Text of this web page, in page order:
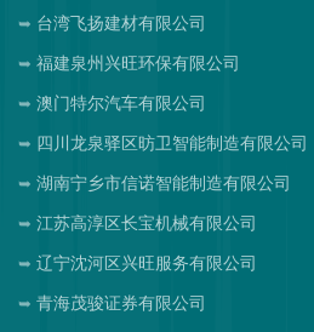
台湾飞扬建材有限公司
福建泉州兴旺环保有限公司
澳门特尔汽车有限公司
四川龙泉驿区昉卫智能制造有限公司
湖南宁乡市信诺智能制造有限公司
江苏高淳区长宝机械有限公司
辽宁沈河区兴旺服务有限公司
青海茂骏证券有限公司